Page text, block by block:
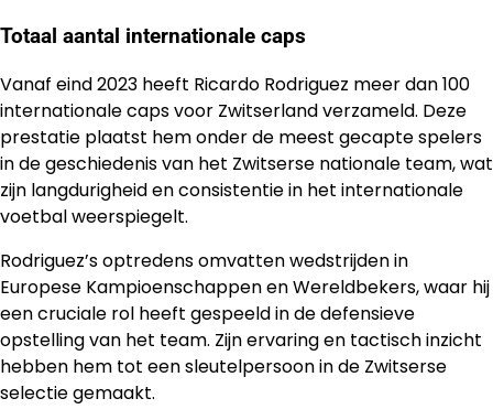
Totaal aantal internationale caps
Vanaf eind 2023 heeft Ricardo Rodriguez meer dan 100
internationale caps voor Zwitserland verzameld. Deze
prestatie plaatst hem onder de meest gecapte spelers
in de geschiedenis van het Zwitserse nationale team, wat
zijn langdurigheid en consistentie in het internationale
voetbal weerspiegelt.
Rodriguez’s optredens omvatten wedstrijden in
Europese Kampioenschappen en Wereldbekers, waar hij
een cruciale rol heeft gespeeld in de defensieve
opstelling van het team. Zijn ervaring en tactisch inzicht
hebben hem tot een sleutelpersoon in de Zwitserse
selectie gemaakt.